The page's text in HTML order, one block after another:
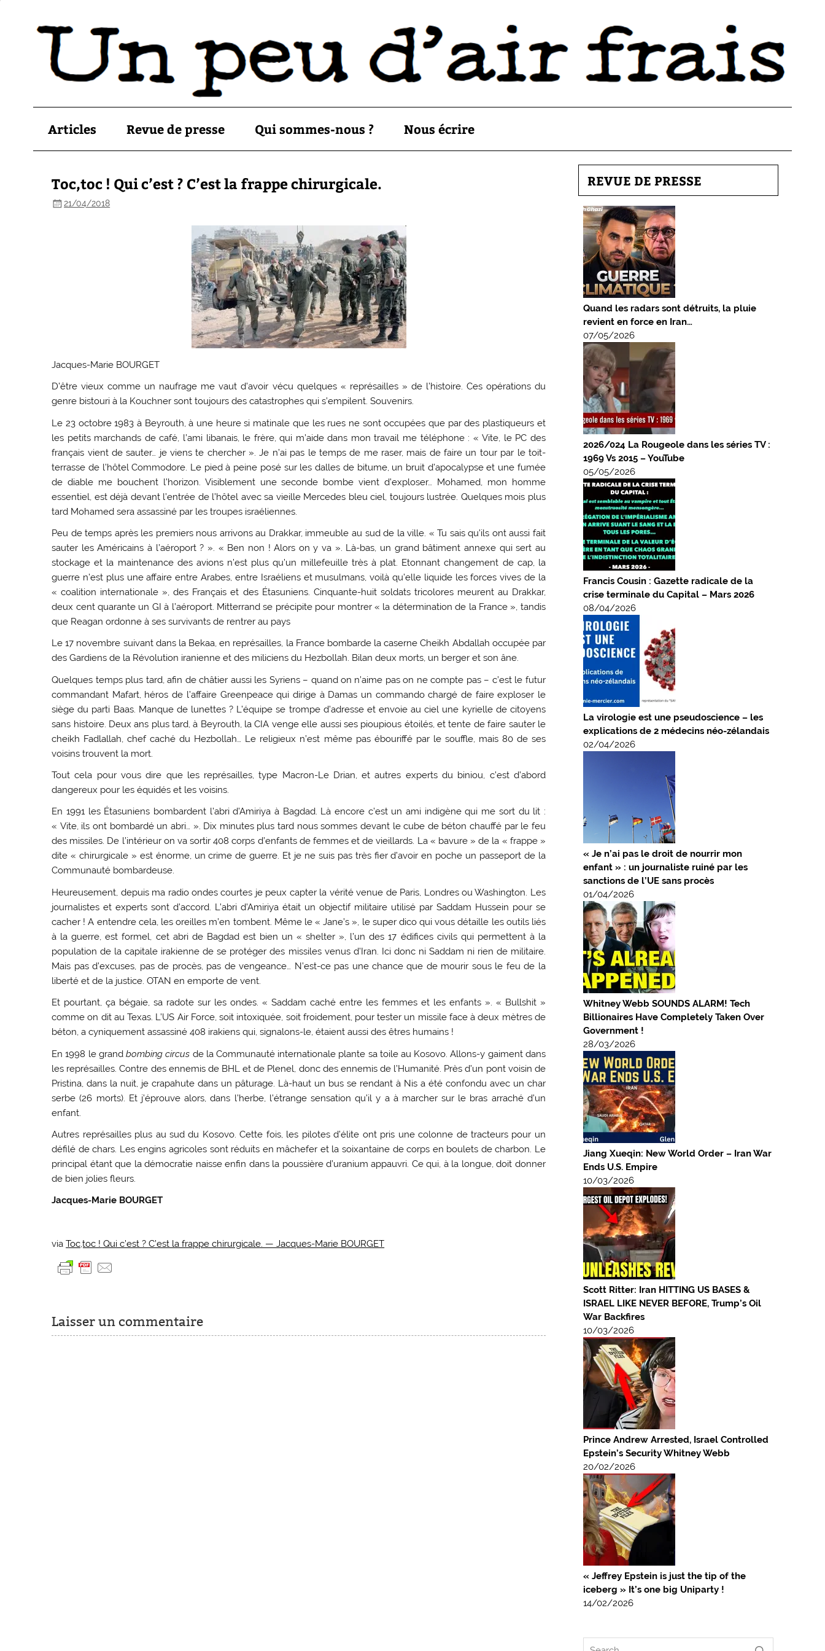
Articles Revue de presse Qui sommes-nous ? Nous écrire
Toc,toc ! Qui c’est ? C’est la frappe chirurgicale.
21/04/2018
Jacques-Marie BOURGET
D’être vieux comme un naufrage me vaut d’avoir vécu quelques « représailles » de l’histoire. Ces opérations du
genre bistouri à la Kouchner sont toujours des catastrophes qui s’empilent. Souvenirs.
Le 23 octobre 1983 à Beyrouth, à une heure si matinale que les rues ne sont occupées que par des plastiqueurs et
les petits marchands de café, l’ami libanais, le frère, qui m’aide dans mon travail me téléphone : « Vite, le PC des
français vient de sauter… je viens te chercher ». Je n’ai pas le temps de me raser, mais de faire un tour par le toit-
terrasse de l’hôtel Commodore. Le pied à peine posé sur les dalles de bitume, un bruit d’apocalypse et une fumée
de diable me bouchent l’horizon. Visiblement une seconde bombe vient d’exploser… Mohamed, mon homme
essentiel, est déjà devant l’entrée de l’hôtel avec sa vieille Mercedes bleu ciel, toujours lustrée. Quelques mois plus
tard Mohamed sera assassiné par les troupes israéliennes.
Peu de temps après les premiers nous arrivons au Drakkar, immeuble au sud de la ville. « Tu sais qu’ils ont aussi fait
sauter les Américains à l’aéroport ? ». « Ben non ! Alors on y va ». Là-bas, un grand bâtiment annexe qui sert au
stockage et la maintenance des avions n’est plus qu’un millefeuille très à plat. Etonnant changement de cap, la
guerre n’est plus une affaire entre Arabes, entre Israéliens et musulmans, voilà qu’elle liquide les forces vives de la
« coalition internationale », des Français et des Étasuniens. Cinquante-huit soldats tricolores meurent au Drakkar,
deux cent quarante un GI à l’aéroport. Mitterrand se précipite pour montrer « la détermination de la France », tandis
que Reagan ordonne à ses survivants de rentrer au pays
Le 17 novembre suivant dans la Bekaa, en représailles, la France bombarde la caserne Cheikh Abdallah occupée par
des Gardiens de la Révolution iranienne et des miliciens du Hezbollah. Bilan deux morts, un berger et son âne.
Quelques temps plus tard, afin de châtier aussi les Syriens – quand on n’aime pas on ne compte pas – c’est le futur
commandant Mafart, héros de l’affaire Greenpeace qui dirige à Damas un commando chargé de faire exploser le
siège du parti Baas. Manque de lunettes ? L’équipe se trompe d’adresse et envoie au ciel une kyrielle de citoyens
sans histoire. Deux ans plus tard, à Beyrouth, la CIA venge elle aussi ses pioupious étoilés, et tente de faire sauter le
cheikh Fadlallah, chef caché du Hezbollah… Le religieux n’est même pas ébouriffé par le souffle, mais 80 de ses
voisins trouvent la mort.
Tout cela pour vous dire que les représailles, type Macron-Le Drian, et autres experts du biniou, c’est d’abord
dangereux pour les équidés et les voisins.
En 1991 les Étasuniens bombardent l’abri d’Amiriya à Bagdad. Là encore c’est un ami indigène qui me sort du lit :
« Vite, ils ont bombardé un abri… ». Dix minutes plus tard nous sommes devant le cube de béton chauffé par le feu
des missiles. De l’intérieur on va sortir 408 corps d’enfants de femmes et de vieillards. La « bavure » de la « frappe »
dite « chirurgicale » est énorme, un crime de guerre. Et je ne suis pas très fier d’avoir en poche un passeport de la
Communauté bombardeuse.
Heureusement, depuis ma radio ondes courtes je peux capter la vérité venue de Paris, Londres ou Washington. Les
journalistes et experts sont d’accord. L’abri d’Amiriya était un objectif militaire utilisé par Saddam Hussein pour se
cacher ! A entendre cela, les oreilles m’en tombent. Même le « Jane’s », le super dico qui vous détaille les outils liés
à la guerre, est formel, cet abri de Bagdad est bien un « shelter », l’un des 17 édifices civils qui permettent à la
population de la capitale irakienne de se protéger des missiles venus d’Iran. Ici donc ni Saddam ni rien de militaire.
Mais pas d’excuses, pas de procès, pas de vengeance… N’est-ce pas une chance que de mourir sous le feu de la
liberté et de la justice. OTAN en emporte de vent.
Et pourtant, ça bégaie, sa radote sur les ondes. « Saddam caché entre les femmes et les enfants ». « Bullshit »
comme on dit au Texas. L’US Air Force, soit intoxiquée, soit froidement, pour tester un missile face à deux mètres de
béton, a cyniquement assassiné 408 irakiens qui, signalons-le, étaient aussi des êtres humains !
En 1998 le grandbombing circus de la Communauté internationale plante sa toile au Kosovo. Allons-y gaiment dans
les représailles. Contre des ennemis de BHL et de Plenel, donc des ennemis de l’Humanité. Près d’un pont voisin de
Pristina, dans la nuit, je crapahute dans un pâturage. Là-haut un bus se rendant à Nis a été confondu avec un char
serbe (26 morts). Et j’éprouve alors, dans l’herbe, l’étrange sensation qu’il y a à marcher sur le bras arraché d’un
enfant.
Autres représailles plus au sud du Kosovo. Cette fois, les pilotes d’élite ont pris une colonne de tracteurs pour un
défilé de chars. Les engins agricoles sont réduits en mâchefer et la soixantaine de corps en boulets de charbon. Le
principal étant que la démocratie naisse enfin dans la poussière d’uranium appauvri. Ce qui, à la longue, doit donner
de bien jolies fleurs.
Jacques-Marie BOURGET
viaToc,toc ! Qui c’est ? C’est la frappe chirurgicale. — Jacques-Marie BOURGET
Laisser un commentaire
REVUE DE PRESSE
Quand les radars sont détruits, la pluie
revient en force en Iran…
07/05/2026
2026/024 La Rougeole dans les séries TV :
1969 Vs 2015 – YouTube
05/05/2026
Francis Cousin : Gazette radicale de la
crise terminale du Capital – Mars 2026
08/04/2026
La virologie est une pseudoscience – les
explications de 2 médecins néo-zélandais
02/04/2026
« Je n’ai pas le droit de nourrir mon
enfant » : un journaliste ruiné par les
sanctions de l’UE sans procès
01/04/2026
Whitney Webb SOUNDS ALARM! Tech
Billionaires Have Completely Taken Over
Government !
28/03/2026
Jiang Xueqin: New World Order – Iran War
Ends U.S. Empire
10/03/2026
Scott Ritter: Iran HITTING US BASES &
ISRAEL LIKE NEVER BEFORE, Trump’s Oil
War Backfires
10/03/2026
Prince Andrew Arrested, Israel Controlled
Epstein’s Security Whitney Webb
20/02/2026
« Jeffrey Epstein is just the tip of the
iceberg » It’s one big Uniparty !
14/02/2026